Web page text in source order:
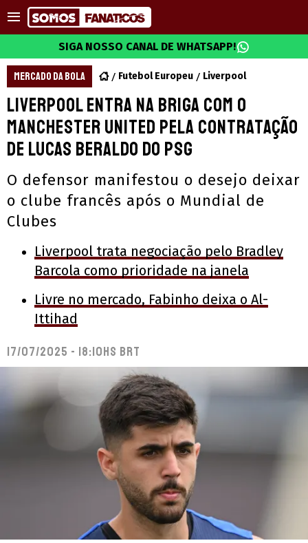
SIGA NOSSO CANAL DE WHATSAPP!
MERCADO DA BOLA Futebol Europeu Liverpool
Liverpool entra na briga com o
Manchester United pela contratação
de Lucas Beraldo do PSG
O defensor manifestou o desejo deixar
o clube francês após o Mundial de
Clubes
Liverpool trata negociação pelo Bradley
Barcola como prioridade na janela
Livre no mercado, Fabinho deixa o Al-
Ittihad
17/07/2025 - 18:10hs BRT